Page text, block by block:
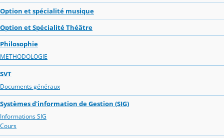
Option et spécialité musique
Option et Spécialité Théâtre
Philosophie
METHODOLOGIE
SVT
Documents généraux
Systèmes d'information de Gestion (SIG)
Informations SIG
Cours